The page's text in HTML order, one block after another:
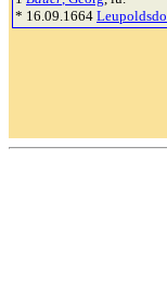
* 16.09.1664